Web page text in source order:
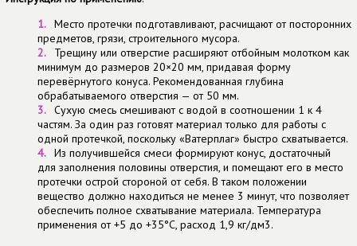
Место протечки подготавливают, расчищают от посторонних
предметов, грязи, строительного мусора.
Трещину или отверстие расширяют отбойным молотком как
минимум до размеров 20×20 мм, придавая форму
перевёрнутого конуса. Рекомендованная глубина
обрабатываемого отверстия — от 50 мм.
Сухую смесь смешивают с водой в соотношении 1 к 4
частям. За один раз готовят материал только для работы с
одной протечкой, поскольку «Ватерплаг» быстро схватывается.
Из получившейся смеси формируют конус, достаточный
для заполнения половины отверстия, и помещают его в место
протечки острой стороной от себя. В таком положении
вещество должно находиться не менее 3 минут, что позволяет
обеспечить полное схватывание материала. Температура
применения от +5 до +35°С, расход 1,9 кг/дм3.